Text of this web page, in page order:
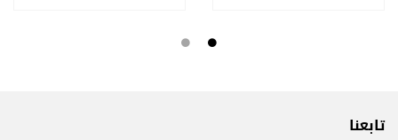
تابعنا